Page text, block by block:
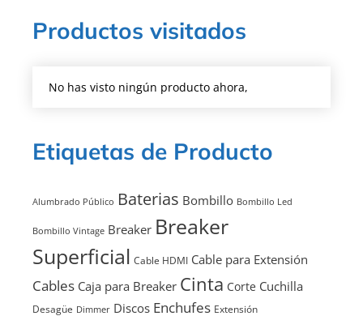
Productos visitados
No has visto ningún producto ahora,
Etiquetas de Producto
Alumbrado Público Baterias Bombillo Bombillo Led
Bombillo Vintage Breaker Breaker
Superficial Cable HDMI Cable para Extensión
Cables Caja para Breaker Cinta Corte Cuchilla
Desagüe Dimmer Discos Enchufes Extensión